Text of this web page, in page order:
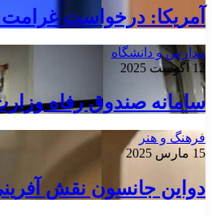
آمریکا: درخواست
مدارس و دانشگاه
12 آگوست 2025
سامانه صندوق رفاه
فرهنگ و هنر
15 مارس 2025
دواین جانسون نقش